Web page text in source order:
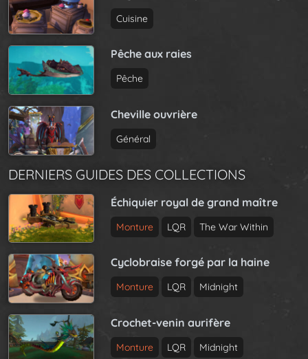
Cuisine
Pêche aux raies
Pêche
Cheville ouvrière
Général
DERNIERS GUIDES DES COLLECTIONS
Échiquier royal de grand maître
Monture LQR The War Within
Cyclobraise forgé par la haine
Monture LQR Midnight
Crochet-venin aurifère
Monture LQR Midnight